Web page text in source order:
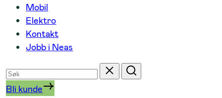
Mobil
Elektro
Kontakt
Jobb i Neas
Søk
etter
Tilbakestill
Søk
Bli kunde